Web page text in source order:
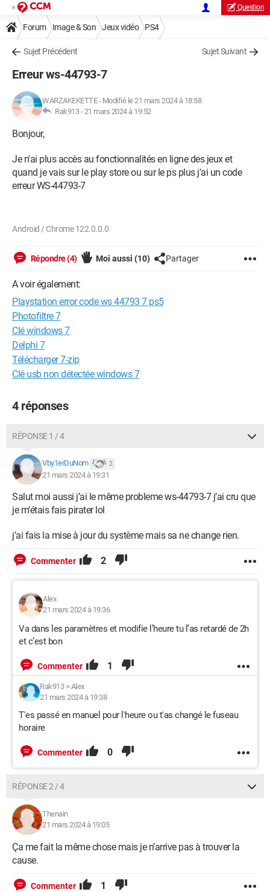
Question
Forum Image & Son Jeux vidéo PS4
Sujet Précédent Sujet Suivant
Erreur ws-44793-7
WARZAKEKETTE- Modifié le 21 mars 2024 à 18:58
Rak913 -21 mars 2024 à 19:52
Bonjour,
Je n'ai plus accès au fonctionnalités en ligne des jeux et
quand je vais sur le play store ou sur le ps plus j'ai un code
erreur WS-44793-7
Android / Chrome 122.0.0.0
Répondre (4) Moi aussi (10) Partager
A voir également:
Playstation error code ws 44793 7 ps5
Photofiltre 7
Clé windows 7
Delphi 7
Télécharger 7-zip
Clé usb non détectée windows 7
4 réponses
RÉPONSE 1 / 4
Vby1erDuNom 2
21 mars 2024 à 19:31
Salut moi aussi j’ai le même probleme ws-44793-7 j’ai cru que
je m’étais fais pirater lol
j’ai fais la mise à jour du système mais sa ne change rien.
Commenter 2
Alex
21 mars 2024 à 19:36
Va dans les paramètres et modifie l’heure tu l’as retardé de 2h
et c’est bon
Commenter 1
Rak913> Alex
21 mars 2024 à 19:38
T'es passé en manuel pour l'heure ou t'as changé le fuseau
horaire
Commenter 0
RÉPONSE 2 / 4
Thenain
21 mars 2024 à 19:05
Ça me fait la même chose mais je n’arrive pas à trouver la
cause.
Commenter 1